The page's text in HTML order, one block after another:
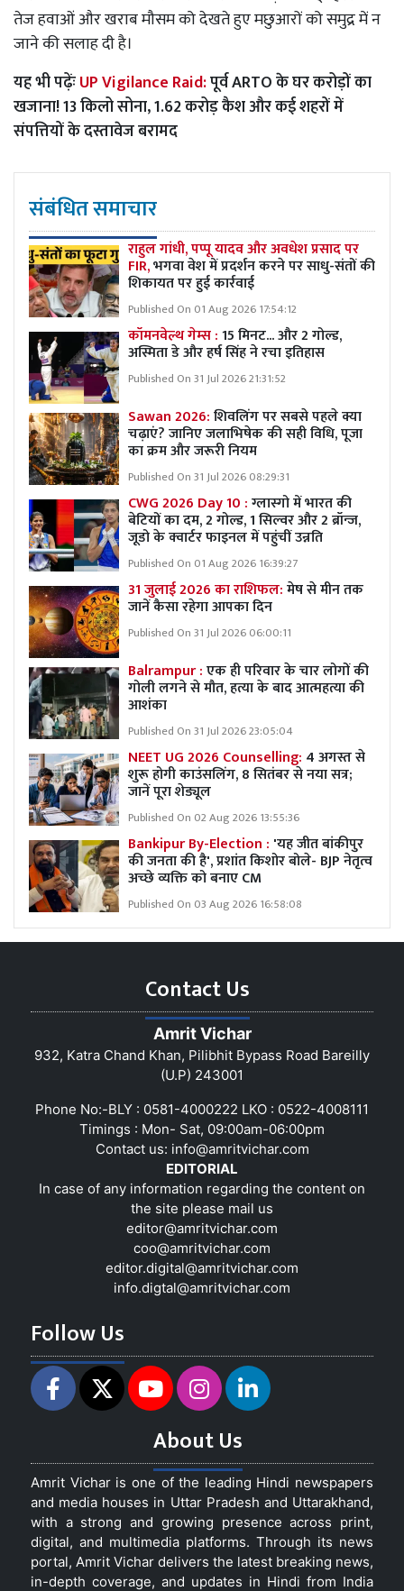
तेज हवाओं और खराब मौसम को देखते हुए मछुआरों को समुद्र में न
जाने की सलाह दी है।
यह भी पढ़ेंःUP Vigilance Raid:पूर्व ARTO के घर करोड़ों का
खजाना! 13 किलो सोना, 1.62 करोड़ कैश और कई शहरों में
संपत्तियों के दस्तावेज बरामद
संबंधित समाचार
राहुल गांधी, पप्पू यादव और अवधेश प्रसाद पर
FIR,भगवा वेश में प्रदर्शन करने पर साधु-संतों की
शिकायत पर हुई कार्रवाई
Published On 01 Aug 2026 17:54:12
कॉमनवेल्थ गेम्स :15 मिनट... और 2 गोल्ड,
अस्मिता डे और हर्ष सिंह ने रचा इतिहास
Published On 31 Jul 2026 21:31:52
Sawan 2026:शिवलिंग पर सबसे पहले क्या
चढ़ाएं? जानिए जलाभिषेक की सही विधि, पूजा
का क्रम और जरूरी नियम
Published On 31 Jul 2026 08:29:31
CWG 2026 Day 10 :ग्लास्गो में भारत की
बेटियों का दम, 2 गोल्ड, 1 सिल्वर और 2 ब्रॉन्ज,
जूडो के क्वार्टर फाइनल में पहुंचीं उन्नति
Published On 01 Aug 2026 16:39:27
31 जुलाई 2026 का राशिफल:मेष से मीन तक
जानें कैसा रहेगा आपका दिन
Published On 31 Jul 2026 06:00:11
Balrampur :एक ही परिवार के चार लोगों की
गोली लगने से मौत, हत्या के बाद आत्महत्या की
आशंका
Published On 31 Jul 2026 23:05:04
NEET UG 2026 Counselling: 4 अगस्त से
शुरू होगी काउंसलिंग, 8 सितंबर से नया सत्र;
जानें पूरा शेड्यूल
Published On 02 Aug 2026 13:55:36
Bankipur By-Election : 'यह जीत बांकीपुर
की जनता की है', प्रशांत किशोर बोले- BJP नेतृत्व
अच्छे व्यक्ति को बनाए CM
Published On 03 Aug 2026 16:58:08
Contact Us
Amrit Vichar
932, Katra Chand Khan, Pilibhit Bypass Road Bareilly
(U.P) 243001
Phone No:-BLY : 0581-4000222 LKO : 0522-4008111
Timings : Mon- Sat, 09:00am-06:00pm
Contact us: info@amritvichar.com
EDITORIAL
In case of any information regarding the content on
the site please mail us
editor@amritvichar.com
coo@amritvichar.com
editor.digital@amritvichar.com
info.digtal@amritvichar.com
Follow Us
About Us
Amrit Vichar is one of the leading Hindi newspapers
and media houses in Uttar Pradesh and Uttarakhand,
with a strong and growing presence across print,
digital, and multimedia platforms. Through its news
portal, Amrit Vichar delivers the latest breaking news,
in-depth coverage, and updates in Hindi from India